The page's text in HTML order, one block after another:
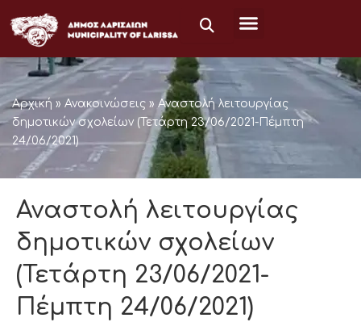
στο
περιεχόμενο
Αρχική » Ανακοινώσεις » Αναστολή λειτουργίας
δημοτικών σχολείων (Τετάρτη 23/06/2021-Πέμπτη
24/06/2021)
Αναστολή λειτουργίας
δημοτικών σχολείων
(Τετάρτη 23/06/2021-
Πέμπτη 24/06/2021)